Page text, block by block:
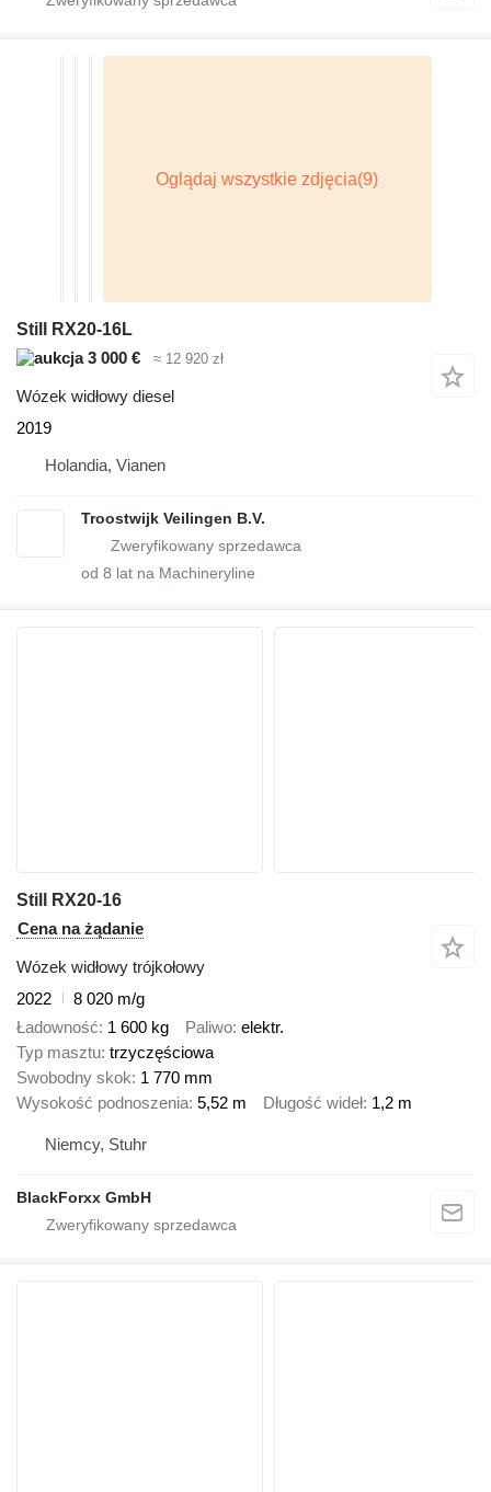
Still RX20-16L
3 000 €
≈ 12 920 zł
Wózek widłowy diesel
2019
Holandia, Vianen
Troostwijk Veilingen B.V.
od 8 lat na Machineryline
Still RX20-16
Cena na żądanie
Wózek widłowy trójkołowy
2022
8 020 m/g
Ładowność 1 600 kg Paliwo elektr.
Typ masztu trzyczęściowa
Swobodny skok 1 770 mm
Wysokość podnoszenia 5,52 m Długość wideł 1,2 m
Niemcy, Stuhr
BlackForxx GmbH